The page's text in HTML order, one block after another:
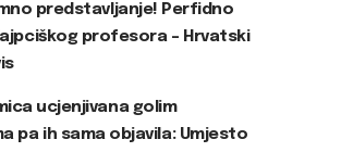
predstavljanje! Perfidno
profesora – Hrvatski
ucjenjivana golim
pa ih sama objavila: Umjesto